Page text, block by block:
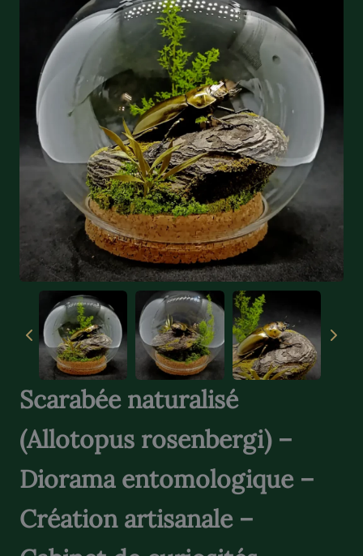
Scarabée naturalisé
(Allotopus rosenbergi) –
Diorama entomologique –
Création artisanale –